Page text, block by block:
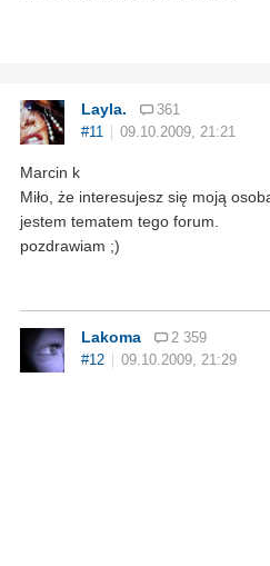
Layla.
361
#11
09.10.2009, 21:21
Marcin k
Miło, że interesujesz się moją
jestem tematem tego forum.
pozdrawiam ;)
Lakoma
2 359
#12
09.10.2009, 21:29